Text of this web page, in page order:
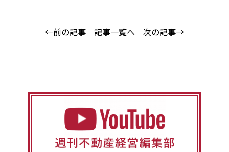
←前の記事 記事一覧へ 次の記事→